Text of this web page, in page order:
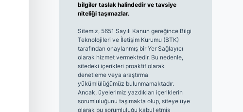
bilgiler taslak halindedir ve tavsiye
niteliği taşımazlar.
Sitemiz, 5651 Sayılı Kanun gereğince Bilgi
Teknolojileri ve İletişim Kurumu (BTK)
tarafından onaylanmış bir Yer Sağlayıcı
olarak hizmet vermektedir. Bu nedenle,
sitedeki içerikleri proaktif olarak
denetleme veya araştırma
yükümlülüğümüz bulunmamaktadır.
Ancak, üyelerimiz yazdıkları içeriklerin
sorumluluğunu taşımakta olup, siteye üye
olarak bu sorumluluğu kabul etmiş